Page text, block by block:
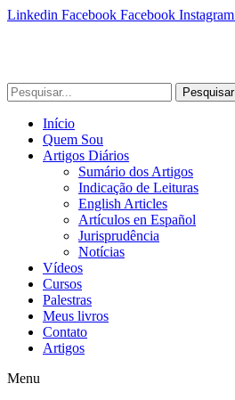
Linkedin Facebook Facebook Instagram
Pesquisar
Início
Quem Sou
Artigos Diários
Sumário dos Artigos
Indicação de Leituras
English Articles
Artículos en Español
Jurisprudência
Notícias
Vídeos
Cursos
Palestras
Meus livros
Contato
Artigos
Menu